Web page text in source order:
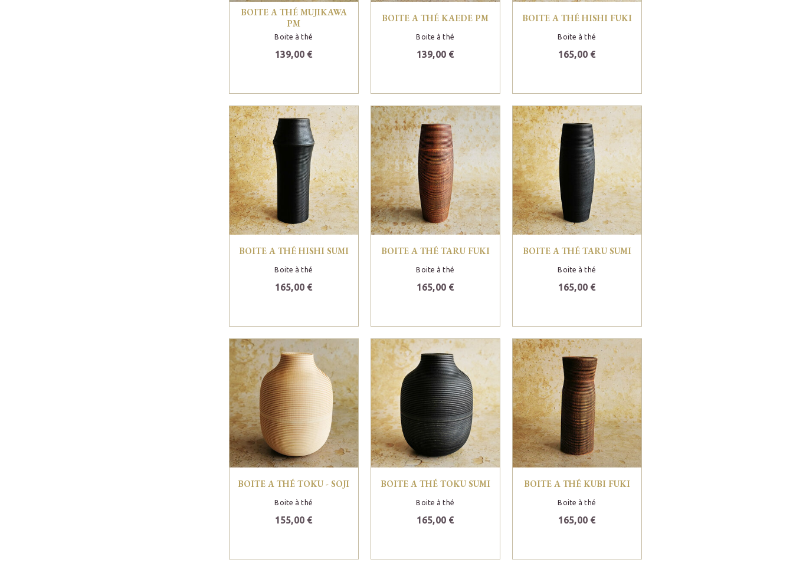
BOITE A THÉ MUJIKAWA
PM
Boite à thé
139,00 €
BOITE A THÉ KAEDE PM
Boite à thé
139,00 €
BOITE A THÉ HISHI FUKI
Boite à thé
165,00 €
BOITE A THÉ HISHI SUMI
Boite à thé
165,00 €
BOITE A THÉ TARU FUKI
Boite à thé
165,00 €
BOITE A THÉ TARU SUMI
Boite à thé
165,00 €
BOITE A THÉ TOKU - SOJI
Boite à thé
155,00 €
BOITE A THÉ TOKU SUMI
Boite à thé
165,00 €
BOITE A THÉ KUBI FUKI
Boite à thé
165,00 €